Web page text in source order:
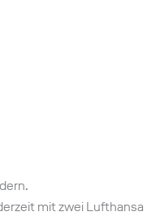
mit zwei Lufthansa